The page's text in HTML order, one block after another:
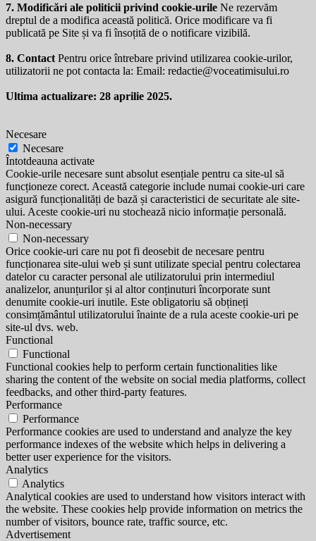
7. Modificări ale politicii privind cookie-urile Ne rezervăm
dreptul de a modifica această politică. Orice modificare va fi
publicată pe Site și va fi însoțită de o notificare vizibilă.
8. Contact Pentru orice întrebare privind utilizarea cookie-urilor,
utilizatorii ne pot contacta la: Email: redactie@voceatimisului.ro
Ultima actualizare: 28 aprilie 2025.
Necesare
Necesare
Întotdeauna activate
Cookie-urile necesare sunt absolut esențiale pentru ca site-ul să
funcționeze corect. Această categorie include numai cookie-uri care
asigură funcționalități de bază și caracteristici de securitate ale site-
ului. Aceste cookie-uri nu stochează nicio informație personală.
Non-necessary
Non-necessary
Orice cookie-uri care nu pot fi deosebit de necesare pentru
funcționarea site-ului web și sunt utilizate special pentru colectarea
datelor cu caracter personal ale utilizatorului prin intermediul
analizelor, anunțurilor și al altor conținuturi încorporate sunt
denumite cookie-uri inutile. Este obligatoriu să obțineți
consimțământul utilizatorului înainte de a rula aceste cookie-uri pe
site-ul dvs. web.
Functional
Functional
Functional cookies help to perform certain functionalities like
sharing the content of the website on social media platforms, collect
feedbacks, and other third-party features.
Performance
Performance
Performance cookies are used to understand and analyze the key
performance indexes of the website which helps in delivering a
better user experience for the visitors.
Analytics
Analytics
Analytical cookies are used to understand how visitors interact with
the website. These cookies help provide information on metrics the
number of visitors, bounce rate, traffic source, etc.
Advertisement